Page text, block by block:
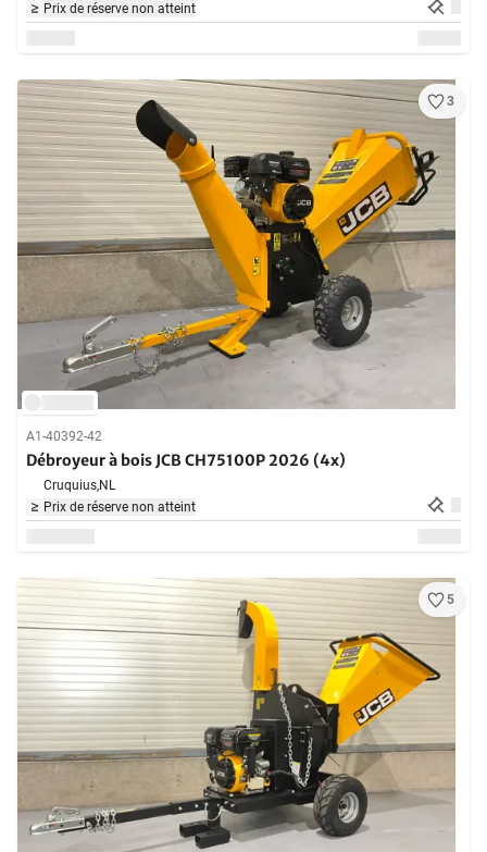
Prix de réserve non atteint
3
A1-40392-42
Débroyeur à bois JCB CH75100P 2026 (4x)
Cruquius,NL
Prix de réserve non atteint
5